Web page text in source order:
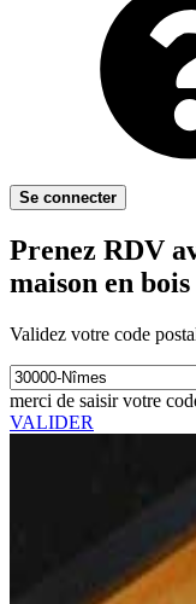
Se connecter
Prenez RDV
maison en
Validez votre code
merci de saisir votre
VALIDER